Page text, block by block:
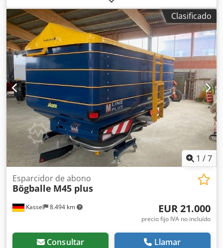
Clasificado
1 /7
Kassel 8.494 km
Esparcidor de abono
Bögballe M45 plus
EUR 21.000
precio fijo IVA no incluído
Consultar Llamar